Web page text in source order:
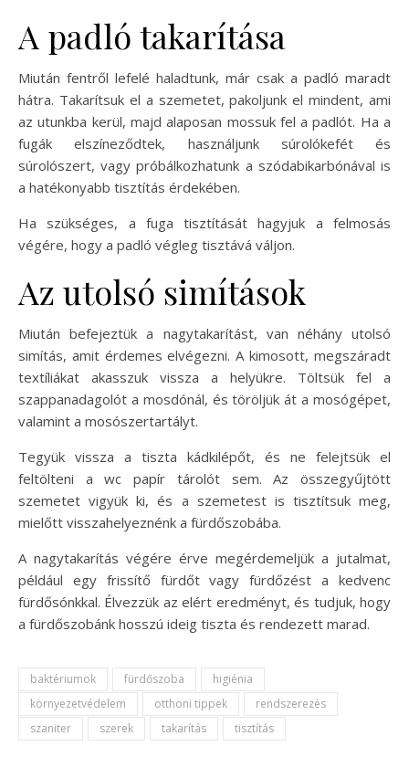
A padló takarítása
Miután fentről lefelé haladtunk, már csak a padló maradt
hátra. Takarítsuk el a szemetet, pakoljunk el mindent, ami
az utunkba kerül, majd alaposan mossuk fel a padlót. Ha a
fugák elszíneződtek, használjunk súrolókefét és
súrolószert, vagy próbálkozhatunk a szódabikarbónával is
a hatékonyabb tisztítás érdekében.
Ha szükséges, a fuga tisztítását hagyjuk a felmosás
végére, hogy a padló végleg tisztává váljon.
Az utolsó simítások
Miután befejeztük a nagytakarítást, van néhány utolsó
simítás, amit érdemes elvégezni. A kimosott, megszáradt
textíliákat akasszuk vissza a helyükre. Töltsük fel a
szappanadagolót a mosdónál, és töröljük át a mosógépet,
valamint a mosószertartályt.
Tegyük vissza a tiszta kádkilépőt, és ne felejtsük el
feltölteni a wc papír tárolót sem. Az összegyűjtött
szemetet vigyük ki, és a szemetest is tisztítsuk meg,
mielőtt visszahelyeznénk a fürdőszobába.
A nagytakarítás végére érve megérdemeljük a jutalmat,
például egy frissítő fürdőt vagy fürdőzést a kedvenc
fürdősónkkal. Élvezzük az elért eredményt, és tudjuk, hogy
a fürdőszobánk hosszú ideig tiszta és rendezett marad.
baktériumok fürdőszoba
higiénia
környezetvédelem
otthoni tippek
rendszerezés
szaniter
szerek takarítás tisztítás